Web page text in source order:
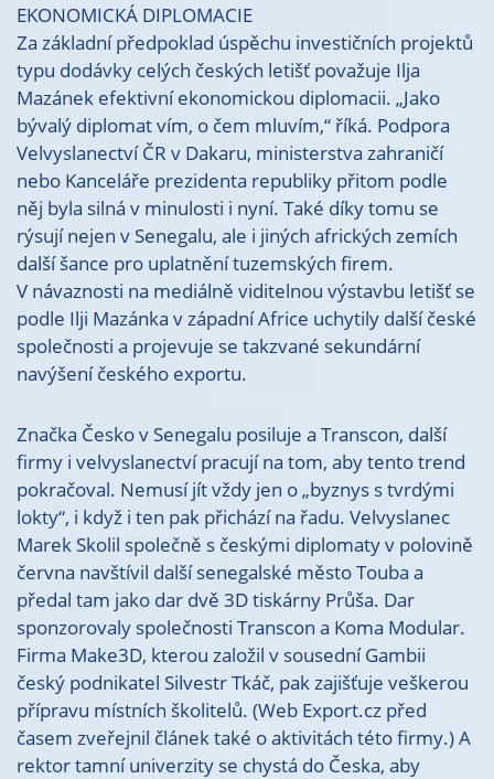
EKONOMICKÁ DIPLOMACIE
Za základní předpoklad úspěchu investičních projektů
typu dodávky celých českých letišť považuje Ilja
Mazánek efektivní ekonomickou diplomacii. „Jako
bývalý diplomat vím, o čem mluvím,“ říká. Podpora
Velvyslanectví ČR v Dakaru, ministerstva zahraničí
nebo Kanceláře prezidenta republiky přitom podle
něj byla silná v minulosti i nyní. Také díky tomu se
rýsují nejen v Senegalu, ale i jiných afrických zemích
další šance pro uplatnění tuzemských firem.
V návaznosti na mediálně viditelnou výstavbu letišť se
podle Ilji Mazánka v západní Africe uchytily další české
společnosti a projevuje se takzvané sekundární
navýšení českého exportu.
Značka Česko v Senegalu posiluje a Transcon, další
firmy i velvyslanectví pracují na tom, aby tento trend
pokračoval. Nemusí jít vždy jen o „byznys s tvrdými
lokty“, i když i ten pak přichází na řadu. Velvyslanec
Marek Skolil společně s českými diplomaty v polovině
června navštívil další senegalské město Touba a
předal tam jako dar dvě 3D tiskárny Průša. Dar
sponzorovaly společnosti Transcon a Koma Modular.
Firma Make3D, kterou založil v sousední Gambii
český podnikatel Silvestr Tkáč, pak zajišťuje veškerou
přípravu místních školitelů. (Web Export.cz před
časem zveřejnil článek také o aktivitách této firmy.) A
rektor tamní univerzity se chystá do Česka, aby